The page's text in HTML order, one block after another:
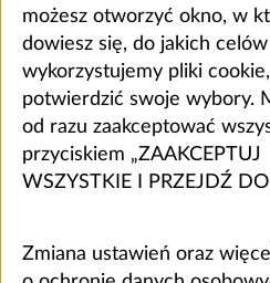
możesz otworzyć okno, w
dowiesz się, do jakich celów
wykorzystujemy pliki
potwierdzić swoje wybory.
od razu zaakceptować
przyciskiem „ZAAKCEPTUJ
WSZYSTKIE I PRZEJDŹ DO
Zmiana ustawień oraz